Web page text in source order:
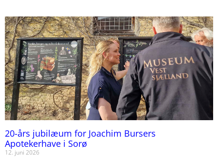
20-års jubilæum for Joachim Bursers
Apotekerhave i Sorø
12. juni 2026